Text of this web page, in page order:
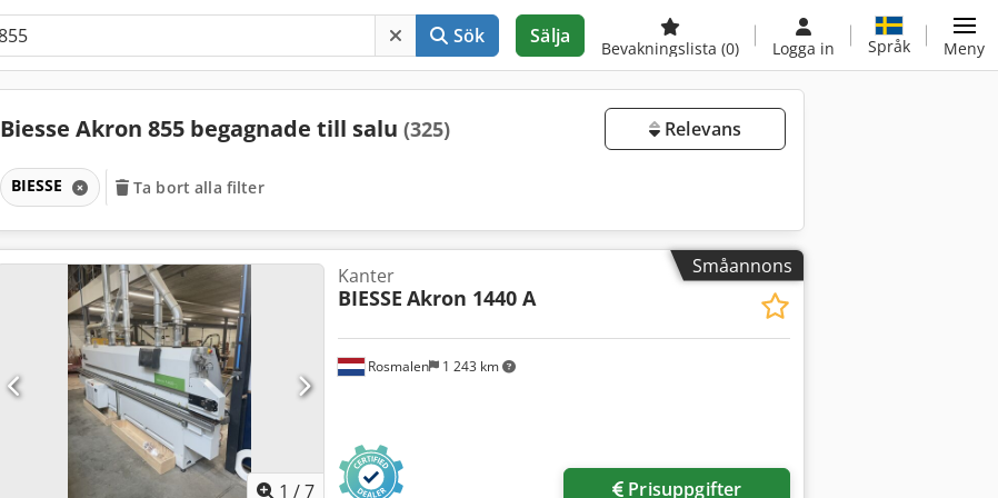
Sök Sälja
Bevakningslista (0) Logga in Språk Meny
Biesse Akron 855 begagnade till salu (325) Relevans
BIESSE Ta bort alla filter
Småannons
1 /7
Rosmalen 1 243 km
Kanter
BIESSE Akron 1440 A
Prisuppgifter